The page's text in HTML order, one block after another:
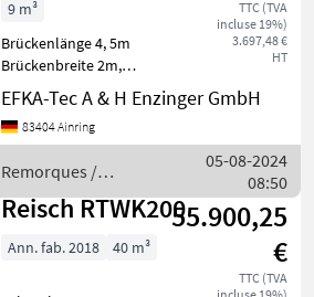
TTC (TVA
incluse 19%)
3.697,48 €
HT
9 m³
Brückenlänge 4, 5m
Brückenbreite 2m,
Bordwandhöhe 2x 50cm,
5700kg Gesamtgewicht, 2-
Seiten Kipper Remorques
EFKA-Tec A & H Enzinger GmbH
83404 Ainring
Remorques /
Reisch
05-08-2024
08:50
Reisch RTWK20055.900,25
€
TTC (TVA
Ann. fab. 2018 40 m³